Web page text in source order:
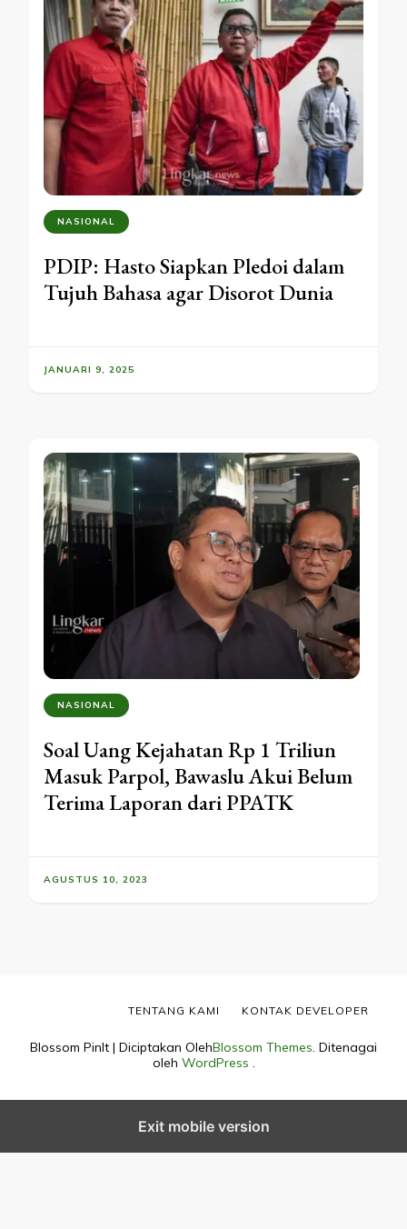
NASIONAL
PDIP: Hasto Siapkan Pledoi dalam
Tujuh Bahasa agar Disorot Dunia
JANUARI 9, 2025
NASIONAL
Soal Uang Kejahatan Rp 1 Triliun
Masuk Parpol, Bawaslu Akui Belum
Terima Laporan dari PPATK
AGUSTUS 10, 2023
Blossom PinIt | Diciptakan OlehBlossom Themes. Ditenagai
oleh WordPress .
TENTANG KAMI KONTAK DEVELOPER
Exit mobile version